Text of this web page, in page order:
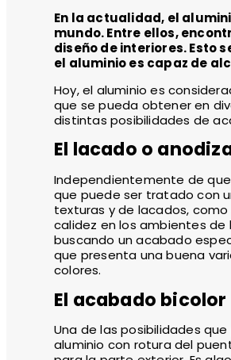
En la actualidad, el
mundo. Entre ellos,
diseño de interiores. Esto
el aluminio es capaz de
Hoy, el aluminio es
que se pueda obtener en
distintas posibilidades de
El lacado o
Independientemente de
que puede ser tratado con
texturas y de lacados,
calidez en los ambientes de
buscando un acabado
que presenta una buena
colores.
El acabado bicolor
Una de las posibilidades
aluminio con rotura del